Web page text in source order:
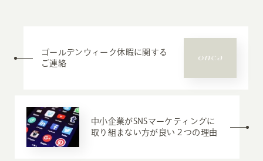
ゴールデンウィーク休暇に関する
ご連絡
中小企業がSNSマーケティングに
取り組まない方が良い２つの理由